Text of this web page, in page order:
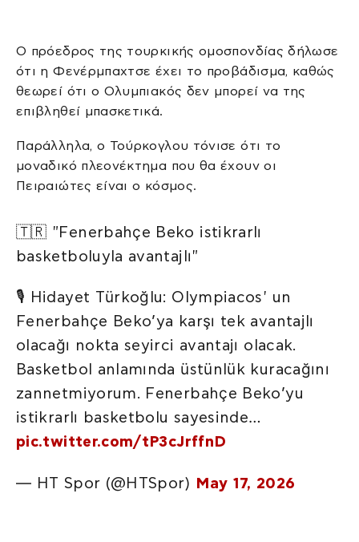
Ο πρόεδρος της τουρκικής ομοσπονδίας δήλωσε
ότι η Φενέρμπαχτσε έχει το προβάδισμα, καθώς
θεωρεί ότι ο Ολυμπιακός δεν μπορεί να της
επιβληθεί μπασκετικά.
Παράλληλα, ο Τούρκογλου τόνισε ότι το
μοναδικό πλεονέκτημα που θα έχουν οι
Πειραιώτες είναι ο κόσμος.
🇹🇷 "Fenerbahçe Beko istikrarlı
basketboluyla avantajlı"
🎙️ Hidayet Türkoğlu: Olympiacos' un
Fenerbahçe Beko’ya karşı tek avantajlı
olacağı nokta seyirci avantajı olacak.
Basketbol anlamında üstünlük kuracağını
zannetmiyorum. Fenerbahçe Beko’yu
istikrarlı basketbolu sayesinde…
pic.twitter.com/tP3cJrffnD
— HT Spor (@HTSpor) May 17, 2026